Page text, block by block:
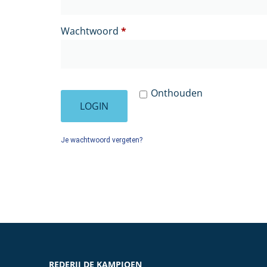
Wachtwoord *
Onthouden
LOGIN
Je wachtwoord vergeten?
REDERIJ DE KAMPIOEN